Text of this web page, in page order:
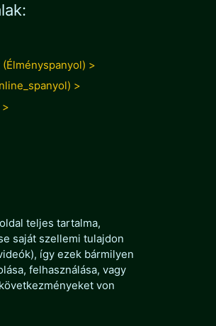
>
>
teljes tartalma,
saját szellemi tulajdon
így ezek bármilyen
felhasználása, vagy
von